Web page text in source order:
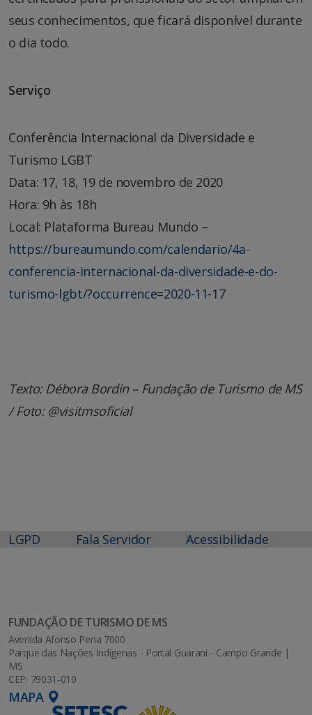
seus conhecimentos, que ficará disponível durante
o dia todo.
Serviço
Conferência Internacional da Diversidade e
Turismo LGBT
Data: 17, 18, 19 de novembro de 2020
Hora: 9h às 18h
Local: Plataforma Bureau Mundo –
https://bureaumundo.com/calendario/4a-
conferencia-internacional-da-diversidade-e-do-
turismo-lgbt/?occurrence=2020-11-17
Texto: Débora Bordin – Fundação de Turismo de MS
/ Foto: @visitmsoficial
LGPD Fala Servidor Acessibilidade
FUNDAÇÃO DE TURISMO DE MS
Avenida Afonso Pena 7000
Parque das Nações Indígenas - Portal Guarani - Campo Grande |
MS
CEP: 79031-010
MAPA